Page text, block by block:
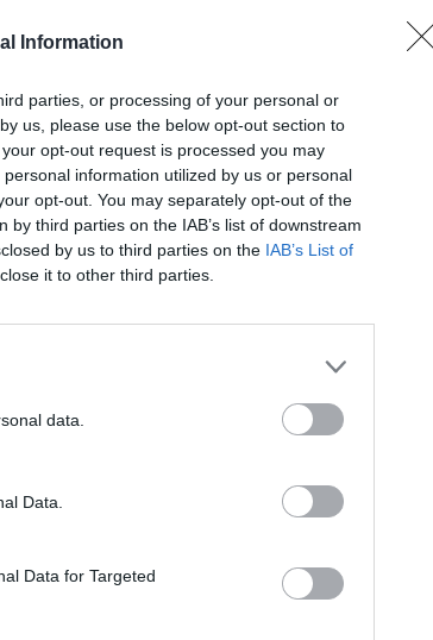
Information
parties, or processing of your personal or
us, please use the below opt-out section to
opt-out request is processed you may
information utilized by us or personal
opt-out. You may separately opt-out of the
third parties on the IAB’s list of downstream
by us to third parties on the IAB’s List of
it to other third parties.
data.
Data.
Data for Targeted
να
ενεργειακή